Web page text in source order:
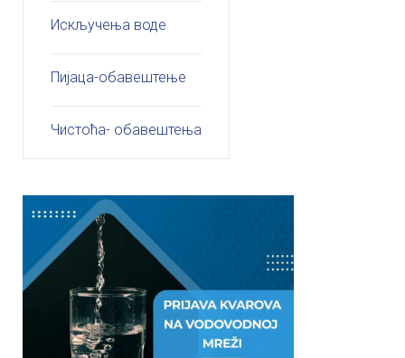
Искључења воде
Пијаца-обавештење
Чистоћа- обавештења